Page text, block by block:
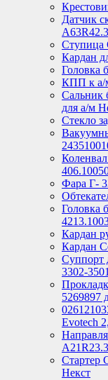
Датчик
Ступица
Кардан
Головка
КПП к а/
Сальник
для а/м
Стекло
Фара Г-
Головка
Кардан
Кардан
Суппорт
3302-
5269897
Evotech
Стартер
Некст